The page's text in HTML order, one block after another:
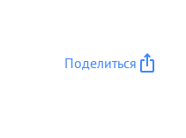
Поделиться